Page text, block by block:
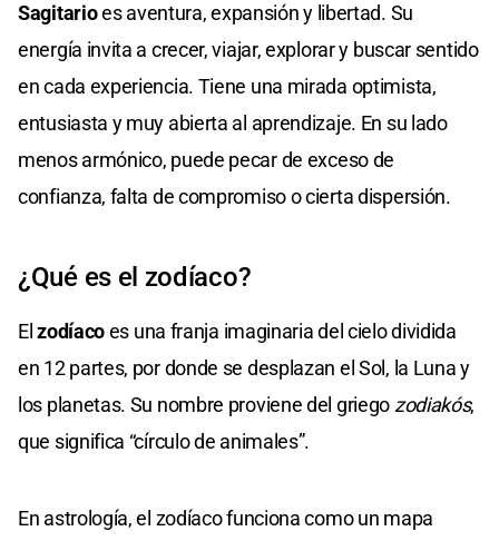
Sagitarioes aventura, expansión y libertad. Su
energía invita a crecer, viajar, explorar y buscar sentido
en cada experiencia. Tiene una mirada optimista,
entusiasta y muy abierta al aprendizaje. En su lado
menos armónico, puede pecar de exceso de
confianza, falta de compromiso o cierta dispersión.
¿Qué es el zodíaco?
Elzodíacoes una franja imaginaria del cielo dividida
en 12 partes, por donde se desplazan el Sol, la Luna y
los planetas. Su nombre proviene del griego zodiakós,
que significa “círculo de animales”.
En astrología, el zodíaco funciona como un mapa